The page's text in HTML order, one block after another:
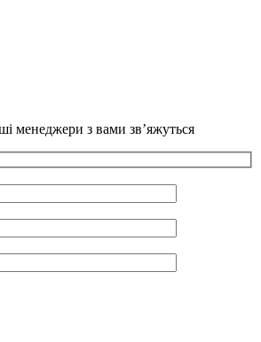
менеджери з вами зв’яжуться